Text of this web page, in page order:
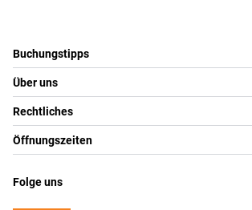
Footer navigation
Buchungstipps
Warum im Reisebüro buchen
Reisewelten
Inspiration
Hotelmarken
Über uns
Team
Kontakt
Über uns
#lokalstark
Rechtliches
Impressum
Öffnungszeiten
Folge uns